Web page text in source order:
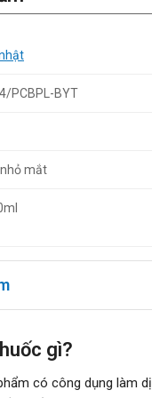
PCBPL-BYT
mắt
gì?
có công dụng làm